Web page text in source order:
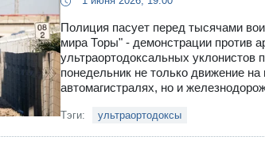
Полиция пасует перед тысячами
мира Торы" - демонстрации против
ультраортодоксальных уклонистов
понедельник не только движение на
автомагистралях, но и
Тэги: ультраортодоксы